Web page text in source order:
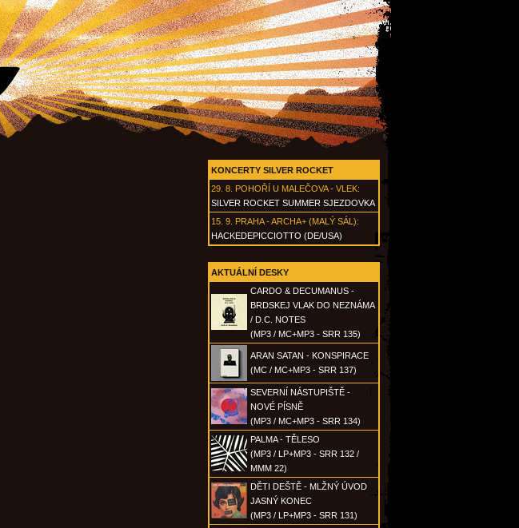
KONCERTY SILVER ROCKET
29. 8. POHOŘÍ U MALEČOVA - VLEK:
SILVER ROCKET SUMMER SJEZDOVKA
15. 9. PRAHA - ARCHA+ (MALÝ SÁL):
HACKEDEPICCIOTTO (DE/USA)
AKTUÁLNÍ DESKY
CARDO & DECUMANUS -
BRDSKEJ VLAK DO NEZNÁMA
/ D.C. NOTES
(MP3 / MC+MP3 - SRR 135)
ARAN SATAN - KONSPIRACE
(MC / MC+MP3 - SRR 137)
SEVERNÍ NÁSTUPIŠTĚ -
NOVÉ PÍSNĚ
(MP3 / MC+MP3 - SRR 134)
PALMA - TĚLESO
(MP3 / LP+MP3 - SRR 132 /
MMM 22)
DĚTI DEŠTĚ - MLŽNÝ ÚVOD
JASNÝ KONEC
(MP3 / LP+MP3 - SRR 131)